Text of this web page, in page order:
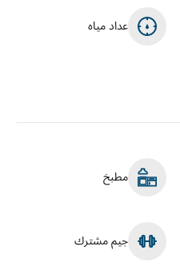
عداد مياه
مطبخ
جيم مشترك